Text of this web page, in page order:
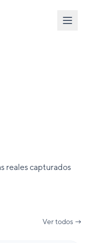
reales capturados
Ver todos →